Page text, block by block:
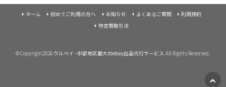
ホーム 初めてご利用の方へ お知らせ よくあるご質問
利用規約
特定商取引法
©Copyright2026 ウルベイ - 中部地区最大のebay出品代行サービス .All Rights Reserved.